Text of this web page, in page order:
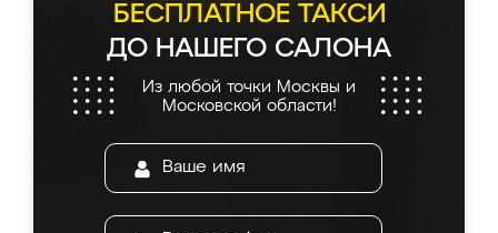
БЕСПЛАТНОЕ ТАКСИ
ДО НАШЕГО САЛОНА
Из любой точки Москвы и
Московской области!